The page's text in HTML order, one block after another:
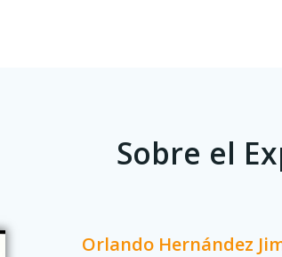
Sobre el
Orlando Hernández